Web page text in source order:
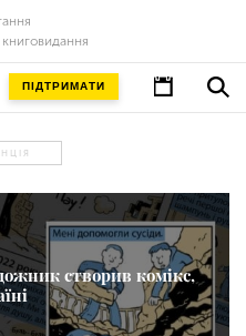
ПІДТРИМАТИ
створив комікс,